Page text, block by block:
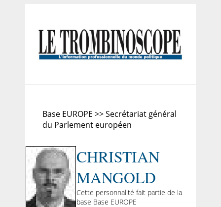
Base EUROPE >> Secrétariat général
du Parlement européen
CHRISTIAN
MANGOLD
Cette personnalité fait partie de la
base Base EUROPE